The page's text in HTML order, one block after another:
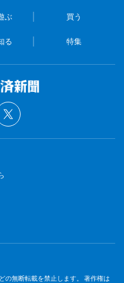
ぶ 買う
る 特集
の無断転載を禁止します。 著作権は